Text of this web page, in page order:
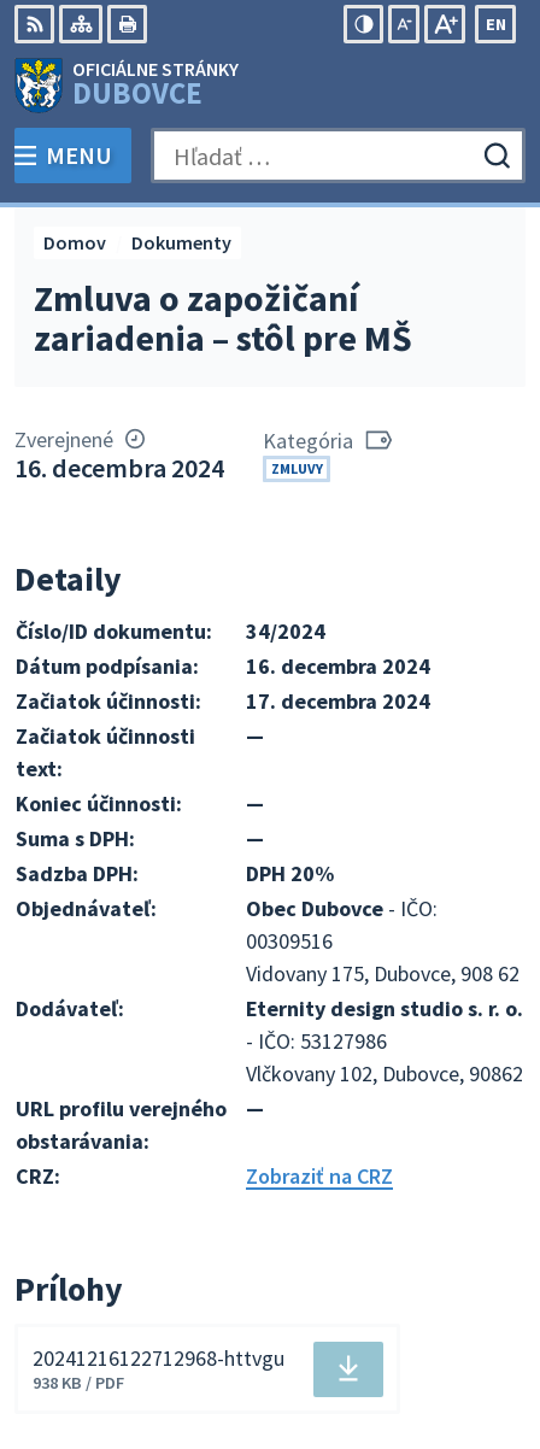
Preskočiť
na
obsah
RSS Mapa
EN
OFICIÁLNE STRÁNKY
DUBOVCE
PREPNÚŤ
MENU Hľadať:
Zmluva o zapožičaní
zariadenia – stôl pre MŠ
Domov Dokumenty
Zverejnené
16. decembra 2024
Kategória
ZMLUVY
Detaily
Číslo/ID dokumentu:
34/2024
Dátum podpísania:
16. decembra 2024
Začiatok účinnosti:
17. decembra 2024
Začiatok účinnosti
text:
—
Koniec účinnosti:
—
Suma s DPH:
—
Sadzba DPH:
DPH 20%
Objednávateľ:
Obec Dubovce - IČO:
00309516
Vidovany 175, Dubovce, 908 62
Dodávateľ:
Eternity design studio s. r. o.
- IČO: 53127986
Vlčkovany 102, Dubovce, 90862
URL profilu verejného
obstarávania:
—
CRZ: Zobraziť na CRZ
Prílohy
Stiahnuť
20241216122712968-httvgu
938 KB / PDF